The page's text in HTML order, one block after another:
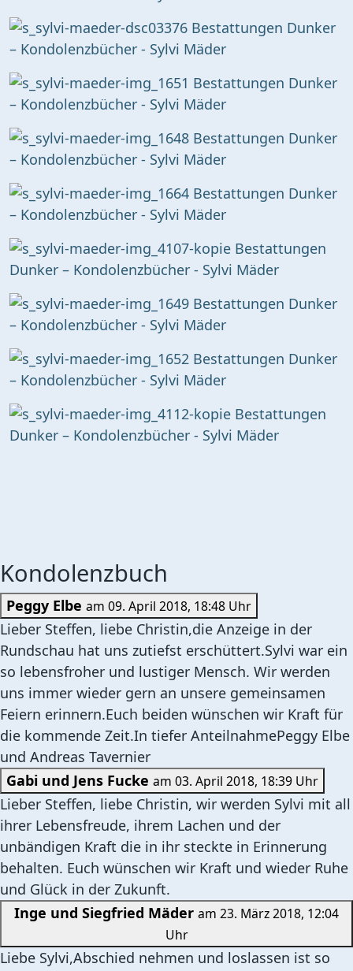
Kondolenzbuch
Peggy Elbe am 09. April 2018, 18:48 Uhr
Lieber Steffen, liebe Christin,die Anzeige in der
Rundschau hat uns zutiefst erschüttert.Sylvi war ein
so lebensfroher und lustiger Mensch. Wir werden
uns immer wieder gern an unsere gemeinsamen
Feiern erinnern.Euch beiden wünschen wir Kraft für
die kommende Zeit.In tiefer AnteilnahmePeggy Elbe
und Andreas Tavernier
Gabi und Jens Fucke
am 03. April 2018, 18:39 Uhr
Lieber Steffen, liebe Christin, wir werden Sylvi mit all
ihrer Lebensfreude, ihrem Lachen und der
unbändigen Kraft die in ihr steckte in Erinnerung
behalten. Euch wünschen wir Kraft und wieder Ruhe
und Glück in der Zukunft.
Inge und Siegfried Mäder am 23. März 2018, 12:04
Uhr
Liebe Sylvi,Abschied nehmen und loslassen ist so